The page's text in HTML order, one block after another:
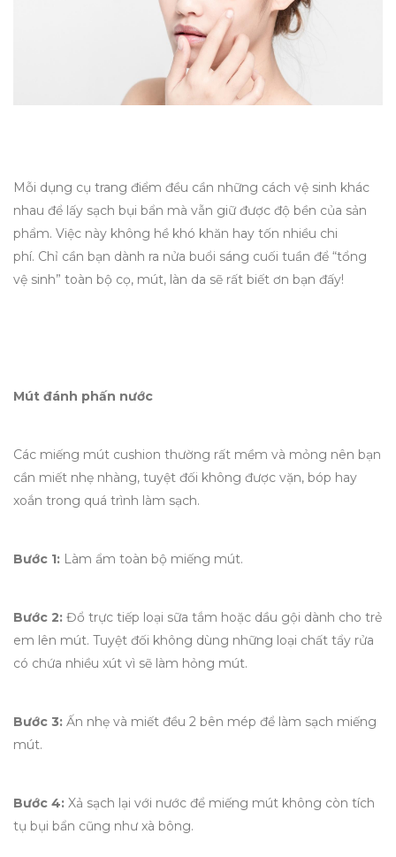
Mỗi dụng cụ trang điểm đều cần những cách vệ sinh khác
nhau để lấy sạch bụi bẩn mà vẫn giữ được độ bền của sản
phẩm. Việc này không hề khó khăn hay tốn nhiều chi
phí. Chỉ cần bạn dành ra nửa buổi sáng cuối tuần để “tổng
vệ sinh” toàn bộ cọ, mút, làn da sẽ rất biết ơn bạn đấy!
Mút đánh phấn nước
Các miếng mút cushion thường rất mềm và mỏng nên bạn
cần miết nhẹ nhàng, tuyệt đối không được vặn, bóp hay
xoắn trong quá trình làm sạch.
Bước 1: Làm ẩm toàn bộ miếng mút.
Bước 2: Đổ trực tiếp loại sữa tắm hoặc dầu gội dành cho trẻ
em lên mút. Tuyệt đối không dùng những loại chất tẩy rửa
có chứa nhiều xút vì sẽ làm hỏng mút.
Bước 3: Ấn nhẹ và miết đều 2 bên mép để làm sạch miếng
mút.
Bước 4: Xả sạch lại với nước để miếng mút không còn tích
tụ bụi bẩn cũng như xà bông.